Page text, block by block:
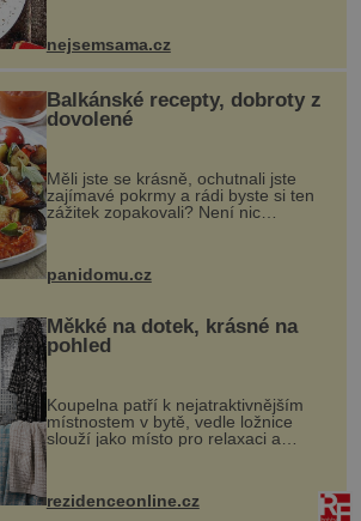
pokrmy, které rozhodně st...
nejsemsama.cz
Balkánské recepty, dobroty z
dovolené
Měli jste se krásně, ochutnali jste
zajímavé pokrmy a rádi byste si ten
zážitek zopakovali? Není nic
snazšího. Pljeskavica (10 porcí)
Možná jste ji ochutnali na dovolené v
panidomu.cz
Měkké na dotek, krásné na
pohled
Koupelna patří k nejatraktivnějším
místnostem v bytě, vedle ložnice
slouží jako místo pro relaxaci a
odpočinek. Koupelnový textil –
ručníky, osušky a koberečky –
mohou jako mávnutím kouzelného
proutku...
rezidenceonline.cz